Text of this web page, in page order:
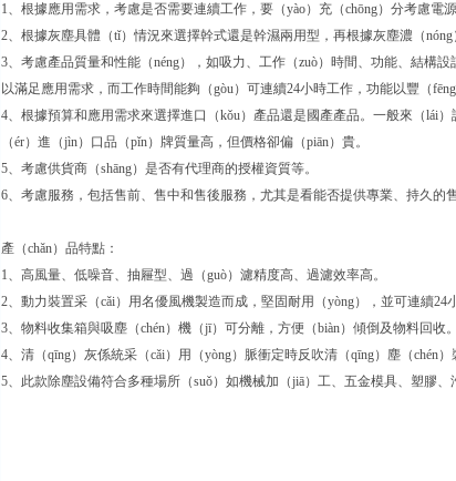
1、根據應用需求，考慮是否需要連續工作，要（yào）充（chōng）分考慮電
2、根據灰塵具體（tǐ）情況來選擇幹式還是幹濕兩用型，再根據灰塵濃（nóng
3、考慮產品質量和性能（néng），如吸力、工作（zuò）時間、功能、結構
以滿足應用需求，而工作時間能夠（gòu）可連續24小時工作，功能以豐（
4、根據預算和應用需求來選擇進口（kǒu）產品還是國產產品。一般來（lái
（ér）進（jìn）口品（pǐn）牌質量高，但價格卻偏（piān）貴。
5、考慮供貨商（shāng）是否有代理商的授權資質等。
6、考慮服務，包括售前、售中和售後服務，尤其是看能否提供專業、持久的售
產（chǎn）品特點：
1、高風量、低噪音、抽屜型、過（guò）濾精度高、過濾效率高。
2、動力裝置采（cǎi）用名優風機製造而成，堅固耐用（yòng），並可連續24
3、物料收集箱與吸塵（chén）機（jī）可分離，方便（biàn）傾倒及物料回收。
4、清（qīng）灰係統采（cǎi）用（yòng）脈衝定時反吹清（qīng）塵（chén）
5、此款除塵設備符合多種場所（suǒ）如機械加（jiā）工、五金模具、塑膠、